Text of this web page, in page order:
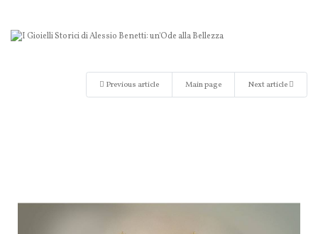
Previous article Main page Next article